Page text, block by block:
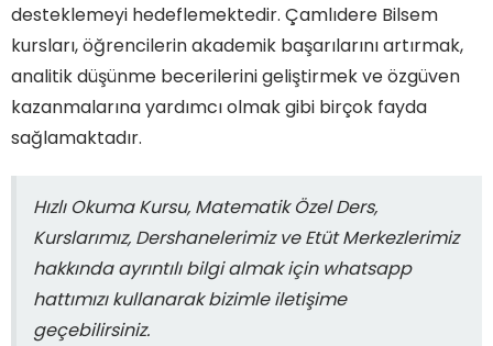
desteklemeyi hedeflemektedir. Çamlıdere Bilsem
kursları, öğrencilerin akademik başarılarını artırmak,
analitik düşünme becerilerini geliştirmek ve özgüven
kazanmalarına yardımcı olmak gibi birçok fayda
sağlamaktadır.
Hızlı Okuma Kursu, Matematik Özel Ders,
Kurslarımız, Dershanelerimiz ve Etüt Merkezlerimiz
hakkında ayrıntılı bilgi almak için whatsapp
hattımızı kullanarak bizimle iletişime
geçebilirsiniz.